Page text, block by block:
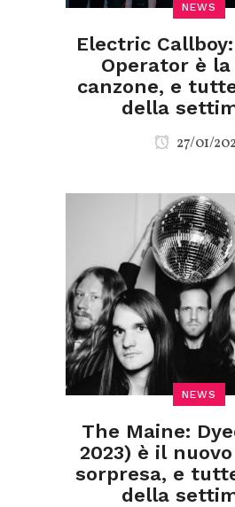
NEWS
Electric
Operator è
canzone, e
della
27/01/
NEWS
The Maine:
2023) è il
sorpresa, e
della